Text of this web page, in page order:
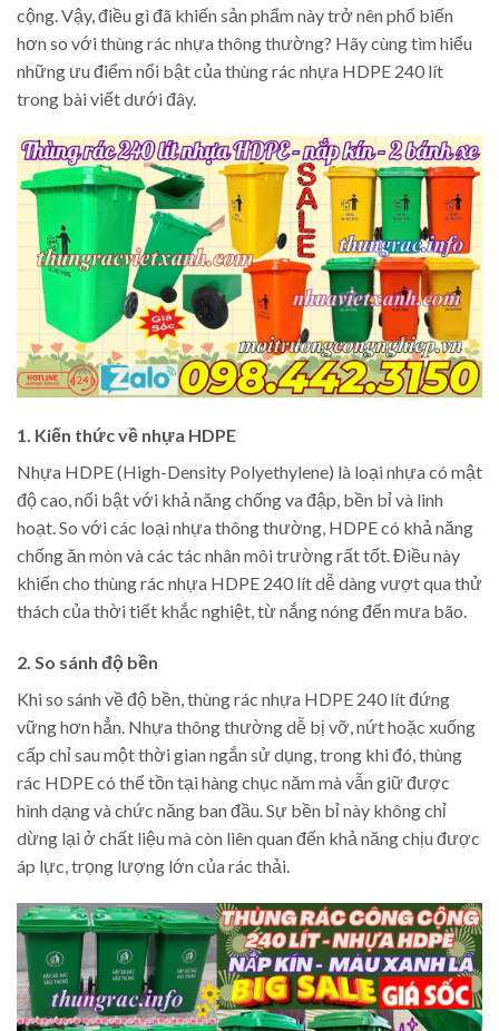
cộng. Vậy, điều gì đã khiến sản phẩm này trở nên phổ biến
hơn so với thùng rác nhựa thông thường? Hãy cùng tìm hiểu
những ưu điểm nổi bật của thùng rác nhựa HDPE 240 lít
trong bài viết dưới đây.
1. Kiến thức về nhựa HDPE
Nhựa HDPE (High-Density Polyethylene) là loại nhựa có mật
độ cao, nổi bật với khả năng chống va đập, bền bỉ và linh
hoạt. So với các loại nhựa thông thường, HDPE có khả năng
chống ăn mòn và các tác nhân môi trường rất tốt. Điều này
khiến cho thùng rác nhựa HDPE 240 lít dễ dàng vượt qua thử
thách của thời tiết khắc nghiệt, từ nắng nóng đến mưa bão.
2. So sánh độ bền
Khi so sánh về độ bền, thùng rác nhựa HDPE 240 lít đứng
vững hơn hẳn. Nhựa thông thường dễ bị vỡ, nứt hoặc xuống
cấp chỉ sau một thời gian ngắn sử dụng, trong khi đó, thùng
rác HDPE có thể tồn tại hàng chục năm mà vẫn giữ được
hình dạng và chức năng ban đầu. Sự bền bỉ này không chỉ
dừng lại ở chất liệu mà còn liên quan đến khả năng chịu được
áp lực, trọng lượng lớn của rác thải.